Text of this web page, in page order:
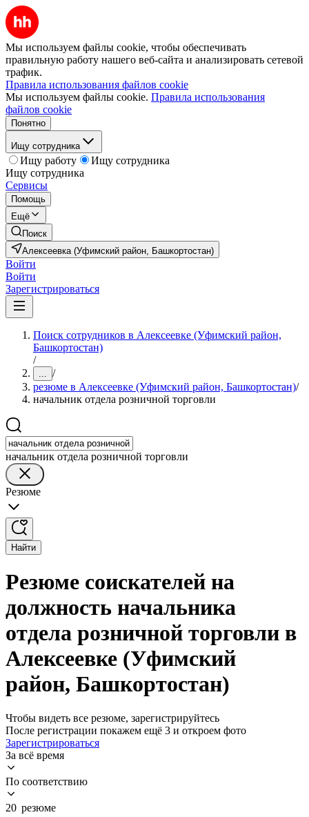
Мы используем файлы cookie, чтобы обеспечивать
правильную работу нашего веб-сайта и анализировать сетевой
трафик.
Правила использования файлов cookie
Мы используем файлы cookie. Правила использования
файлов cookie
Понятно
Ищу сотрудника
Ищу работу
Ищу сотрудника
Ищу сотрудника
Сервисы
Помощь
Ещё
Поиск
Алексеевка (Уфимский район, Башкортостан)
Войти
Войти
Зарегистрироваться
Поиск сотрудников в Алексеевке (Уфимский район,
Башкортостан)
/
... /
резюме в Алексеевке (Уфимский район, Башкортостан)/
начальник отдела розничной торговли
начальник отдела розничной торговли
Резюме
Найти
Резюме соискателей на
должность начальника
отдела розничной торговли в
Алексеевке (Уфимский
район, Башкортостан)
Чтобы видеть все резюме, зарегистрируйтесь
После регистрации покажем ещё 3 и откроем фото
Зарегистрироваться
За всё время
По соответствию
20 резюме